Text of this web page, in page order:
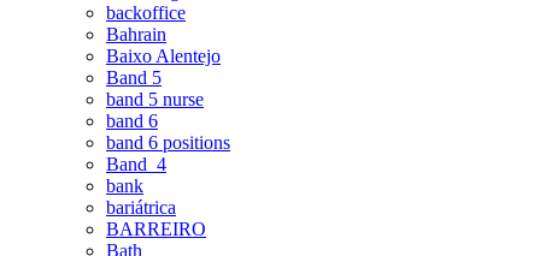
backoffice
Bahrain
Baixo Alentejo
Band 5
band 5 nurse
band 6
band 6 positions
Band_4
bank
bariátrica
BARREIRO
Bath